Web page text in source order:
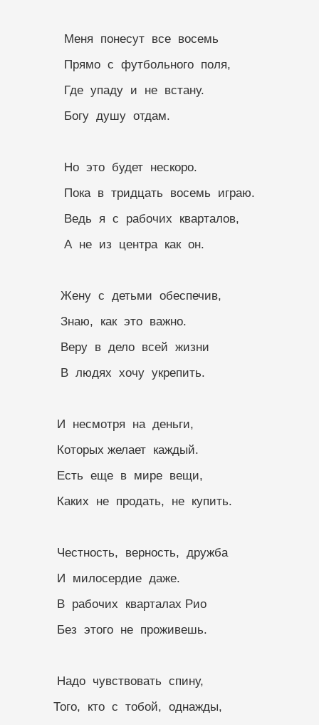
              Меня  понесут  все  восемь
              Прямо  с  футбольного  поля,
              Где  упаду  и  не  встану.
              Богу  душу  отдам.
              Но  это  будет  нескоро.
              Пока  в  тридцать  восемь  играю.
              Ведь  я  с  рабочих  кварталов,
              А  не  из  центра  как  он.
             Жену  с  детьми  обеспечив,
             Знаю,  как  это  важно.
             Веру  в  дело  всей  жизни
             В  людях  хочу  укрепить.
            И  несмотря  на  деньги,
            Которых желает  каждый.
            Есть  еще  в  мире  вещи,
            Каких  не  продать,  не  купить.
            Честность,  верность,  дружба
            И  милосердие  даже.
            В  рабочих  кварталах Рио
            Без  этого  не  проживешь.
            Надо  чувствовать  спину,
           Того,  кто  с  тобой,  однажды,